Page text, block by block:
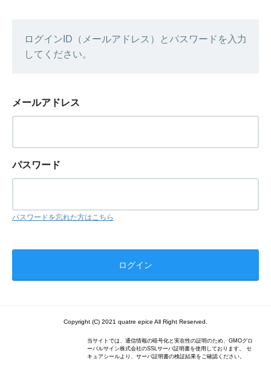
ログインID（メールアドレス）とパスワードを入力
してください。
メールアドレス
パスワード
パスワードを忘れた方はこちら
Copyright (C) 2021 quatre epice All Right Reserved.
当サイトでは、通信情報の暗号化と実在性の証明のため、GMOグロ
ーバルサイン株式会社のSSLサーバ証明書を使用しております。 セ
キュアシールより、サーバ証明書の検証結果をご確認ください。